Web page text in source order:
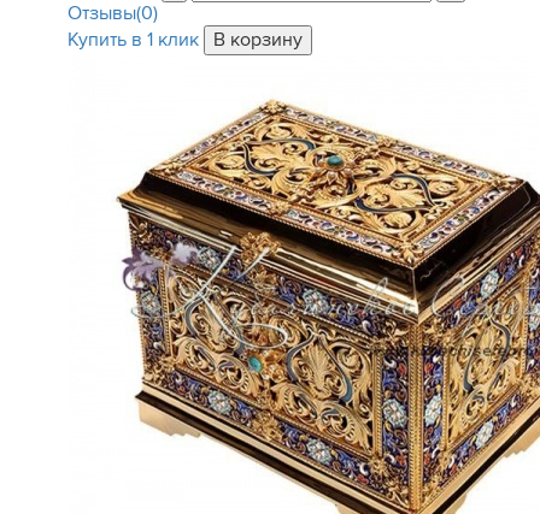
Отзывы(0)
Купить в 1 клик